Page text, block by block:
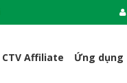
CTV Affiliate Ứng dụng